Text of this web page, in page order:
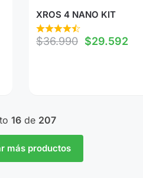
XROS 4 NANO KIT
$36.990 $29.592
16de 207
más productos